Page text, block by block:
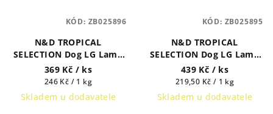
N&D TROPICAL
SELECTION Dog LG Lamb
Puppy Mini 1,5 kg
369 Kč / ks
Měrná
cena:
246 Kč / 1 kg
Skladem u dodavatele
KÓD: ZB025896
N&D TROPICAL
SELECTION Dog LG Lamb
Puppy Medium & Maxi 2
kg
439 Kč / ks
Měrná
cena:
219,50 Kč / 1 kg
Skladem u dodavatele
KÓD: ZB025895